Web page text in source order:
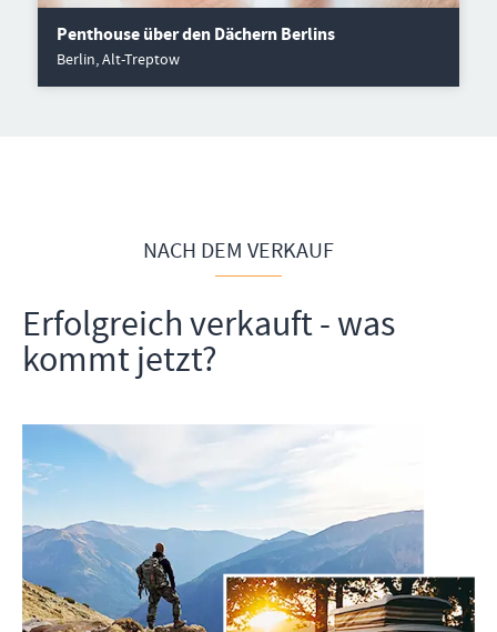
Penthouse über den Dächern Berlins
Berlin, Alt-Treptow
NACH DEM VERKAUF
Erfolgreich verkauft - was
kommt jetzt?